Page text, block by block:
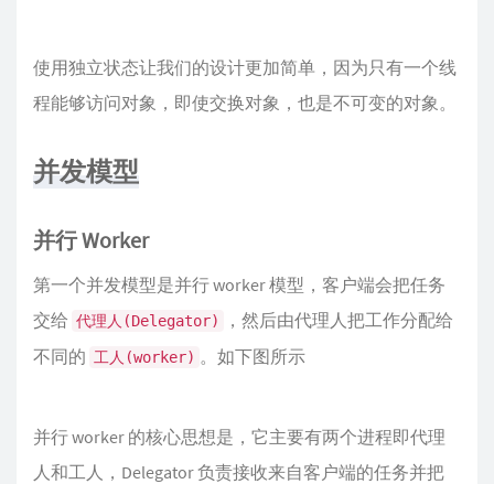
使用独立状态让我们的设计更加简单，因为只有一个线
程能够访问对象，即使交换对象，也是不可变的对象。
并发模型
并行 Worker
第一个并发模型是并行 worker 模型，客户端会把任务
交给 代理人(Delegator)
，然后由代理人把工作分配给
不同的 工人(worker) 。如下图所示
并行 worker 的核心思想是，它主要有两个进程即代理
人和工人，Delegator 负责接收来自客户端的任务并把